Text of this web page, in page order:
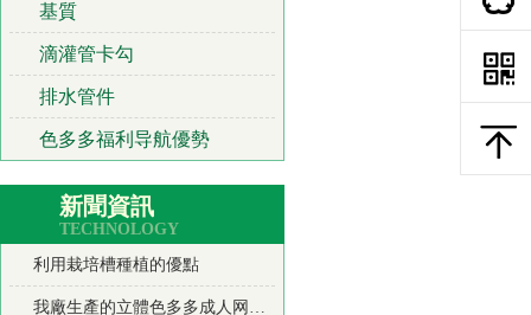
基質
滴灌管卡勾
排水管件
色多多福利导航優勢
新聞資訊
TECHNOLOGY
利用栽培槽種植的優點
我廠生產的立體色多多成人网站產品使用優點